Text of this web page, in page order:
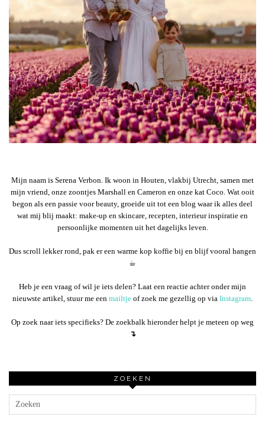
Mijn naam is Serena Verbon. Ik woon in Houten, vlakbij Utrecht, samen met
mijn vriend, onze zoontjes Marshall en Cameron en onze kat Coco. Wat ooit
begon als een passie voor beauty, groeide uit tot een blog waar ik alles deel
wat mij blij maakt: make-up en skincare, recepten, interieur inspiratie en
persoonlijke momenten uit het dagelijks leven.
Dus scroll lekker rond, pak er een warme kop koffie bij en blijf vooral hangen
☕︎
Heb je een vraag of wil je iets delen? Laat een reactie achter onder mijn
nieuwste artikel, stuur me een mailtje of zoek me gezellig op via Instagram
Op zoek naar iets specifieks? De zoekbalk hieronder helpt je meteen op weg
↴
ZOEKEN